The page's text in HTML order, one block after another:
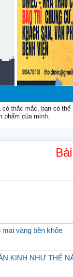
có thắc mắc, bạn có
phẩm của mình.
mai vàng bền khỏe
KINH NHƯ THẾ